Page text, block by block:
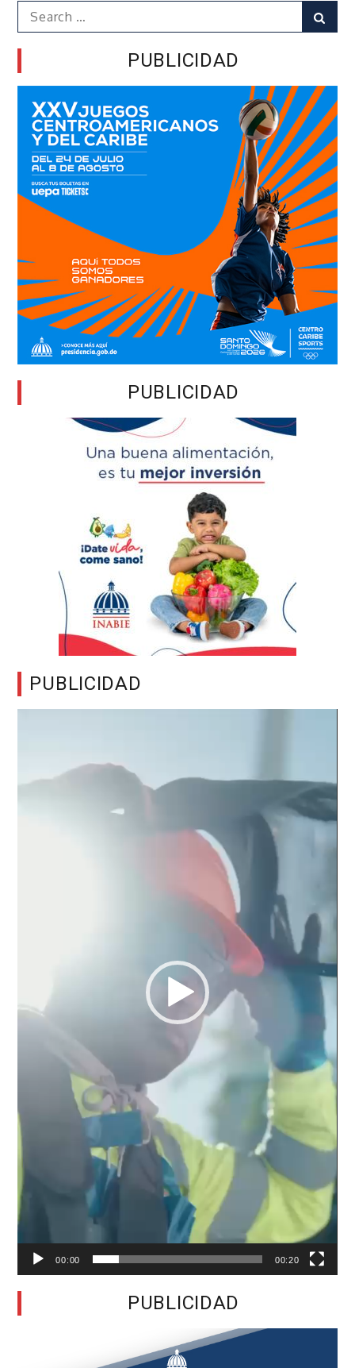
Search
for:
PUBLICIDAD
PUBLICIDAD
PUBLICIDAD
00:00 00:20
PUBLICIDAD